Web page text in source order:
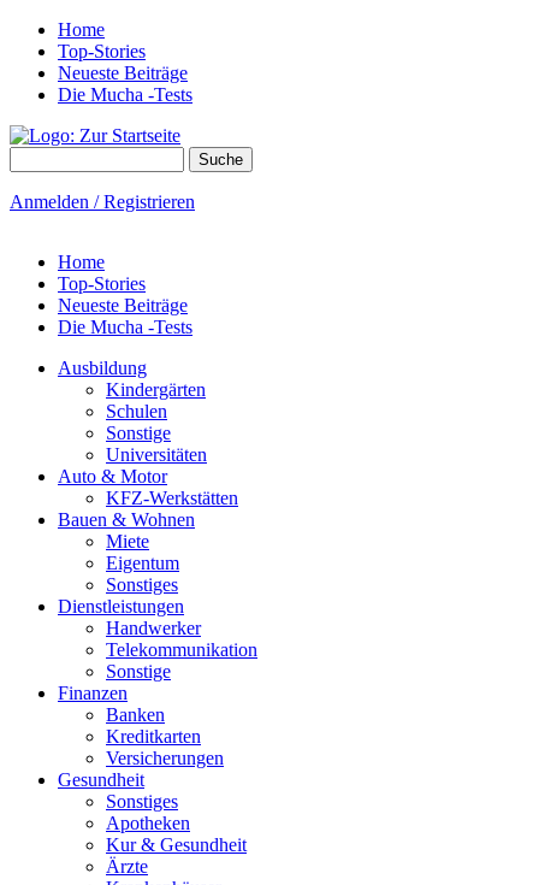
Home
Top-Stories
Neueste Beiträge
Die Mucha -Tests
Anmelden / Registrieren
Home
Top-Stories
Neueste Beiträge
Die Mucha -Tests
Ausbildung
Kindergärten
Schulen
Sonstige
Universitäten
Auto & Motor
KFZ-Werkstätten
Bauen & Wohnen
Miete
Eigentum
Sonstiges
Dienstleistungen
Handwerker
Telekommunikation
Sonstige
Finanzen
Banken
Kreditkarten
Versicherungen
Gesundheit
Sonstiges
Apotheken
Kur & Gesundheit
Ärzte